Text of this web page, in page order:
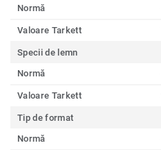
Normă
Valoare Tarkett
Specii de lemn
Normă
Valoare Tarkett
Tip de format
Normă